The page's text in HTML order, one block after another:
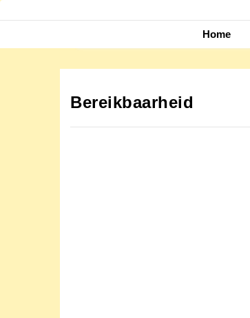
content
Home
Bereikbaarheid